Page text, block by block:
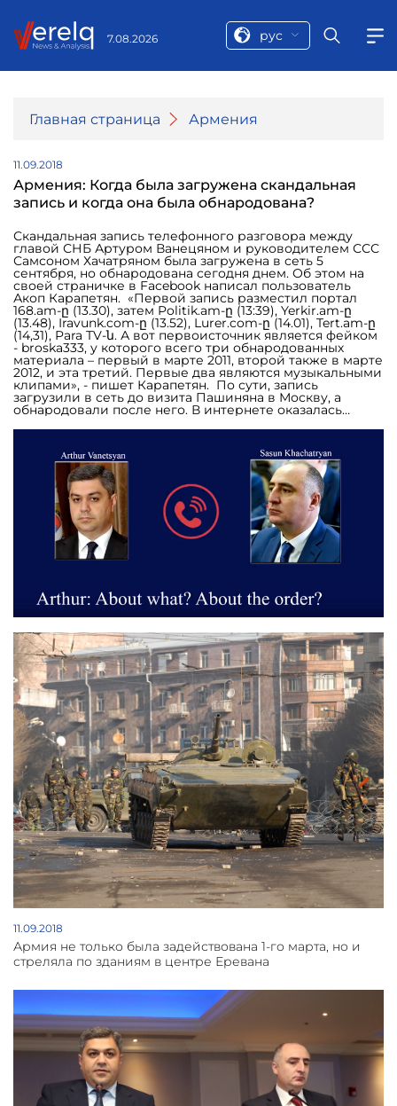
7.08.2026 рус
Главная страница Армения
11.09.2018
Армения: Когда была загружена скандальная
запись и когда она была обнародована?
Скандальная запись телефонного разговора между
главой СНБ Артуром Ванецяном и руководителем ССС
Самсоном Хачатряном была загружена в сеть 5
сентября, но обнародована сегодня днем. Об этом на
своей страничке в Facebook написал пользователь
Акоп Карапетян. «Первой запись разместил портал
168.am-ը (13.30), затем Politik.am-ը (13:39), Yerkir.am-ը
(13.48), Iravunk.com-ը (13.52), Lurer.com-ը (14.01), Tert.am-ը
(14,31), Para TV-ն. А вот первоисточник является фейком
- broska333, у которого всего три обнародованных
материала – первый в марте 2011, второй также в марте
2012, и эта третий. Первые два являются музыкальными
клипами», - пишет Карапетян. По сути, запись
загрузили в сеть до визита Пашиняна в Москву, а
обнародовали после него. В интернете оказалась
директора Службы национальной безопасности
Армении Артура Ванецяна и начальником
Специальной следственной службы Сасуна Хачатряна.
Подлинность записи подтвердил сам Ванецян,
заявивший, что в связи с выявившейся прослушкой
будет начато расследование. Аудиозапись,
смонтированная в формате ролика на YouTube, была
опубликована 5 сентября пользователем broska333 и
была открыта всем пользователям 11 сентября. В записи
главы спецслужбы СНБ и Специальной следственной
службы обсуждают допрос экс-президента Роберта
называет Хачатряна «братом» и задает вопросы о ходе
расследования дела о разгоне митингов в марте 2008
года — тогда на улицы вышли протестующие против
нарушений на президентских выборах, во время
которых погибли по меньшей мере восемь активистов
и один военнослужащий.
11.09.2018
Армия не только была задействована 1-го марта, но и
стреляла по зданиям в центре Еревана